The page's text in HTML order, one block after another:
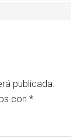
publicada.
con*